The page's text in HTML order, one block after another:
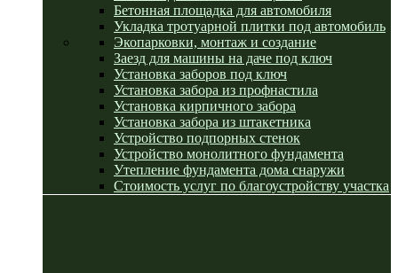
Бетонная площадка для автомобиля
Укладка тротуарной плитки под автомобиль
Экопарковки, монтаж и создание
Заезд для машины на даче под ключ
Установка заборов под ключ
Установка забора из профнастила
Установка кирпичного забора
Установка забора из штакетника
Устройство подпорных стенок
Устройство монолитного фундамента
Утепление фундамента дома снаружи
Стоимость услуг по благоустройству участка